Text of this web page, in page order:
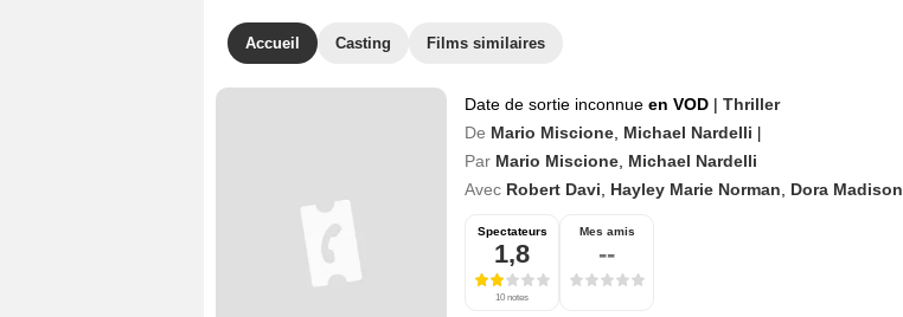
Accueil Casting Films similaires
Date de sortie inconnue en VOD | Thriller
De Mario Miscione Michael Nardelli
Par Mario Miscione Michael Nardelli
Avec Robert Davi Hayley Marie Norman Dora Madison
Spectateurs
1,8
10 notes
Mes amis
--